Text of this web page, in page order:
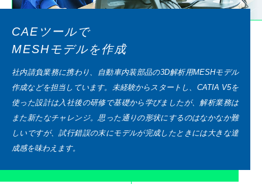
CAEツールで
MESHモデルを作成
社内請負業務に携わり、自動車内装部品の3D解析用MESHモデル
作成などを担当しています。未経験からスタートし、CATIA V5を
使った設計は入社後の研修で基礎から学びましたが、解析業務は
また新たなチャレンジ。思った通りの形状にするのはなかなか難
しいですが、試行錯誤の末にモデルが完成したときには大きな達
成感を味わえます。